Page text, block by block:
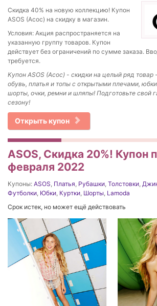
Скидка 40% на новую коллекцию! Купон
ASOS (Асос) на скидку в магазин.
Условия: Акция распространяется на
указанную группу товаров. Купон
действует без ограничений по сумме заказа.
требуется.
Купон ASOS (Асос) - скидки на целый ряд
обувь, платья и топы с открытыми плечами,
шорты, очки, ремни и шляпы! Подготовьте свой
сезону!
Открыть купон
ASOS, Скидка 20%! Купон
февраля 2022
Купоны: ASOS Платья Рубашки Толстовки
Футболки Юбки Куртки Шорты Lamoda
Срок истек, но может ещё действовать